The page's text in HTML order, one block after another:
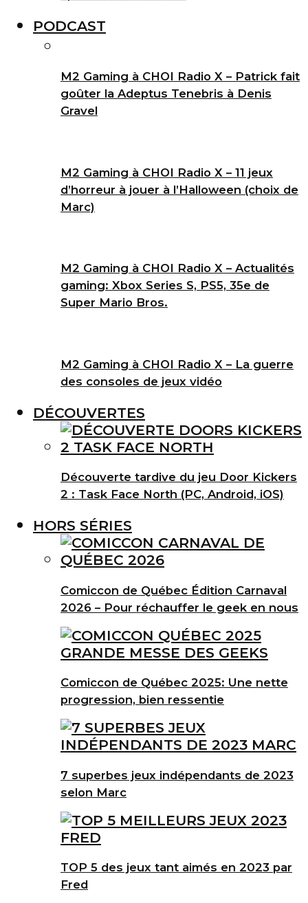
PODCAST
M2 Gaming à CHOI Radio X – Patrick fait
goûter la Adeptus Tenebris à Denis
Gravel
M2 Gaming à CHOI Radio X – 11 jeux
d’horreur à jouer à l’Halloween (choix de
Marc)
M2 Gaming à CHOI Radio X – Actualités
gaming: Xbox Series S, PS5, 35e de
Super Mario Bros.
M2 Gaming à CHOI Radio X – La guerre
des consoles de jeux vidéo
DÉCOUVERTES
Découverte tardive du jeu Door Kickers
2 : Task Face North (PC, Android, iOS)
HORS SÉRIES
Comiccon de Québec Édition Carnaval
2026 – Pour réchauffer le geek en nous
Comiccon de Québec 2025: Une nette
progression, bien ressentie
7 superbes jeux indépendants de 2023
selon Marc
TOP 5 des jeux tant aimés en 2023 par
Fred